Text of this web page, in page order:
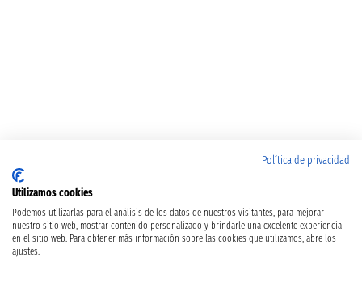
Política de privacidad
Utilizamos cookies
Podemos utilizarlas para el análisis de los datos de nuestros visitantes, para mejorar
nuestro sitio web, mostrar contenido personalizado y brindarle una excelente experiencia
en el sitio web. Para obtener más información sobre las cookies que utilizamos, abre los
ajustes.